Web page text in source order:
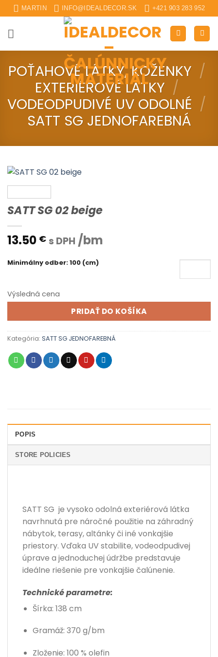
Skip
to
content
MARTIN INFO@IDEALDECOR.SK +421 903 283 952
POŤAHOVÉ LÁTKY, KOŽENKY /
EXTERIÉROVÉ LÁTKY /
VODEODPUDIVÉ UV ODOLNÉ /
SATT SG JEDNOFAREBNÁ
SATT SG 02 beige
13.50 € s DPH /bm
Minimálny odber: 100 (cm)
Výsledná cena
PRIDAŤ DO KOŠÍKA
Kategória: SATT SG JEDNOFAREBNÁ
POPIS
STORE POLICIES
SATT SG je vysoko odolná exteriérová látka
navrhnutá pre náročné použitie na záhradný
nábytok, terasy, altánky či iné vonkajšie
priestory. Vďaka UV stabilite, vodeodpudivej
úprave a jednoduchej údržbe predstavuje
ideálne riešenie pre vonkajšie čalúnenie.
Technické parametre:
Šírka: 138 cm
Gramáž: 370 g/bm
Zloženie: 100 % olefin